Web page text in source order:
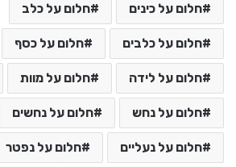
חלום על כינים חלום על כלב
חלום על כלבים חלום על כסף
חלום על לידה חלום על מוות
חלום על נחש חלום על נחשים
חלום על נעליים חלום על נפטר